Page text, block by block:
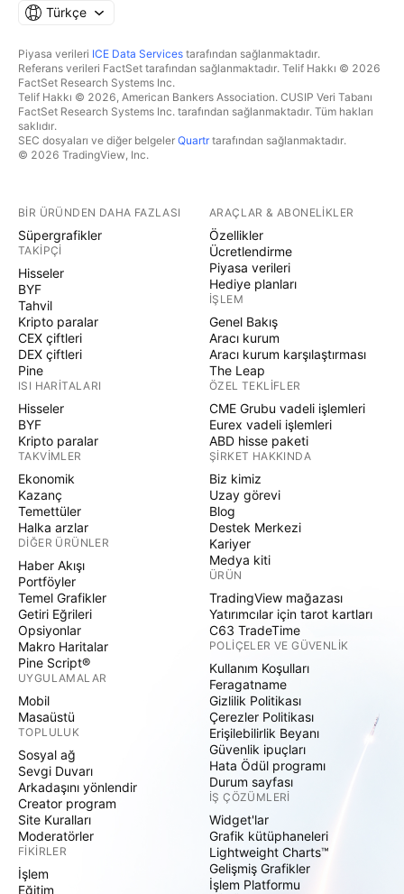
Türkçe
Piyasa verileri ICE Data Services tarafından sağlanmaktadır.
Referans verileri FactSet tarafından sağlanmaktadır. Telif Hakkı © 2026
FactSet Research Systems Inc.
Telif Hakkı © 2026, American Bankers Association. CUSIP Veri Tabanı
FactSet Research Systems Inc. tarafından sağlanmaktadır. Tüm hakları
saklıdır.
SEC dosyaları ve diğer belgeler Quartrtarafından sağlanmaktadır.
© 2026 TradingView, Inc.
BIR ÜRÜNDEN DAHA FAZLASI
Süpergrafikler
TAKIPÇI
Hisseler
BYF
Tahvil
Kripto paralar
CEX çiftleri
DEX çiftleri
Pine
ISI HARITALARI
Hisseler
BYF
Kripto paralar
TAKVIMLER
Ekonomik
Kazanç
Temettüler
Halka arzlar
DIĞER ÜRÜNLER
Haber Akışı
Portföyler
Temel Grafikler
Getiri Eğrileri
Opsiyonlar
Makro Haritalar
Pine Script®
UYGULAMALAR
Mobil
Masaüstü
TOPLULUK
Sosyal ağ
Sevgi Duvarı
Arkadaşını yönlendir
Creator program
Site Kuralları
Moderatörler
FIKIRLER
İşlem
Eğitim
ARAÇLAR & ABONELIKLER
Özellikler
Ücretlendirme
Piyasa verileri
Hediye planları
İŞLEM
Genel Bakış
Aracı kurum
Aracı kurum karşılaştırması
The Leap
ÖZEL TEKLIFLER
CME Grubu vadeli işlemleri
Eurex vadeli işlemleri
ABD hisse paketi
ŞIRKET HAKKINDA
Biz kimiz
Uzay görevi
Blog
Destek Merkezi
Kariyer
Medya kiti
ÜRÜN
TradingView mağazası
Yatırımcılar için tarot kartları
C63 TradeTime
POLIÇELER VE GÜVENLIK
Kullanım Koşulları
Feragatname
Gizlilik Politikası
Çerezler Politikası
Erişilebilirlik Beyanı
Güvenlik ipuçları
Hata Ödül programı
Durum sayfası
İŞ ÇÖZÜMLERI
Widget'lar
Grafik kütüphaneleri
Lightweight Charts™
Gelişmiş Grafikler
İşlem Platformu